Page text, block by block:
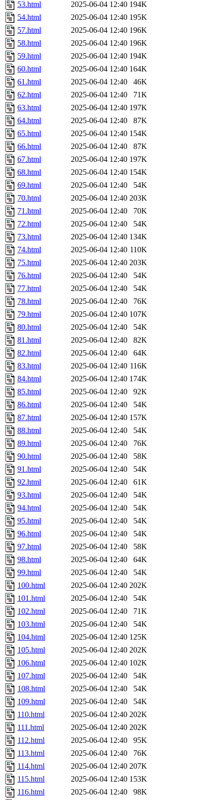
53.html
2025-06-04 12:40 194K
54.html
2025-06-04 12:40 195K
57.html
2025-06-04 12:40 196K
58.html
2025-06-04 12:40 196K
59.html
2025-06-04 12:40 194K
60.html
2025-06-04 12:40 164K
61.html
2025-06-04 12:40
46K
62.html
2025-06-04 12:40
71K
63.html
2025-06-04 12:40 197K
64.html
2025-06-04 12:40
87K
65.html
2025-06-04 12:40 154K
66.html
2025-06-04 12:40
87K
67.html
2025-06-04 12:40 197K
68.html
2025-06-04 12:40 154K
69.html
2025-06-04 12:40
54K
70.html
2025-06-04 12:40 203K
71.html
2025-06-04 12:40
70K
72.html
2025-06-04 12:40
54K
73.html
2025-06-04 12:40 134K
74.html
2025-06-04 12:40 110K
75.html
2025-06-04 12:40 203K
76.html
2025-06-04 12:40
54K
77.html
2025-06-04 12:40
54K
78.html
2025-06-04 12:40
76K
79.html
2025-06-04 12:40 107K
80.html
2025-06-04 12:40
54K
81.html
2025-06-04 12:40
82K
82.html
2025-06-04 12:40
64K
83.html
2025-06-04 12:40 116K
84.html
2025-06-04 12:40 174K
85.html
2025-06-04 12:40
92K
86.html
2025-06-04 12:40
54K
87.html
2025-06-04 12:40 157K
88.html
2025-06-04 12:40
54K
89.html
2025-06-04 12:40
76K
90.html
2025-06-04 12:40
58K
91.html
2025-06-04 12:40
54K
92.html
2025-06-04 12:40
61K
93.html
2025-06-04 12:40
54K
94.html
2025-06-04 12:40
54K
95.html
2025-06-04 12:40
54K
96.html
2025-06-04 12:40
54K
97.html
2025-06-04 12:40
58K
98.html
2025-06-04 12:40
64K
99.html
2025-06-04 12:40
54K
100.html
2025-06-04 12:40 202K
101.html
2025-06-04 12:40
54K
102.html
2025-06-04 12:40
71K
103.html
2025-06-04 12:40
54K
104.html
2025-06-04 12:40 125K
105.html
2025-06-04 12:40 202K
106.html
2025-06-04 12:40 102K
107.html
2025-06-04 12:40
54K
108.html
2025-06-04 12:40
54K
109.html
2025-06-04 12:40
54K
110.html
2025-06-04 12:40 202K
111.html
2025-06-04 12:40 202K
112.html
2025-06-04 12:40
95K
113.html
2025-06-04 12:40
76K
114.html
2025-06-04 12:40 207K
115.html
2025-06-04 12:40 153K
116.html
2025-06-04 12:40
98K